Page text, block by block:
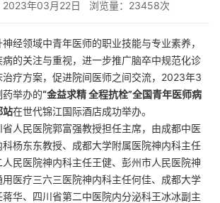
2023年03月22日 浏览量：23458次
经领域中青年医师的职业技能与专业素养，
的关注与重视，进一步推广脑卒中规范化诊
治疗方案，促进院间医师之间交流，2023年3
药举办的“金益求精 全程抗栓”全国青年医师病
在世代锦江国际酒店成功举办。
人民医院郭富强教授担任主席，由成都中医
杨东东教授、成都大学附属医院神内科主任
民医院神内科主任王健、彭州市人民医院神
医疗三六三医院神内科主任何佳、成都大学
华、四川省第二中医院内分泌科王冰冰副主